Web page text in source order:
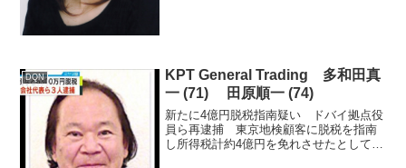
DQN
KPT General Trading 多和田真
一 (71) 田原順一 (74)
新たに4億円脱税指南疑い ドバイ拠点役
員ら再逮捕 東京地検顧客に脱税を指南
し所得税計約4億円を免れさせたとして、